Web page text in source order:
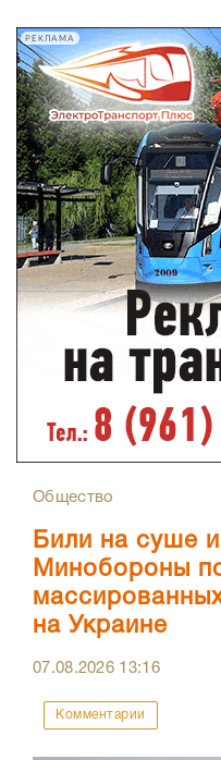
РЕКЛАМА
Общество
Били на суше
Минобороны
на Украине
07.08.2026 13:16
Комментарии